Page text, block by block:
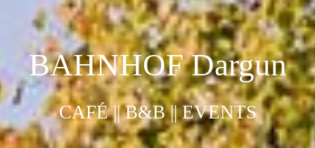
BAHNHOF Dargun
CAFÉ || B&B || EVENTS